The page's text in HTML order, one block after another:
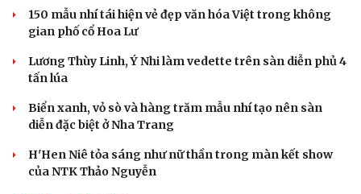
150 mẫu nhí tái hiện vẻ đẹp văn hóa Việt trong không
gian phố cổ Hoa Lư
Lương Thùy Linh, Ý Nhi làm vedette trên sàn diễn phủ 4
tấn lúa
Biển xanh, vỏ sò và hàng trăm mẫu nhí tạo nên sàn
diễn đặc biệt ở Nha Trang
H'Hen Niê tỏa sáng như nữ thần trong màn kết show
của NTK Thảo Nguyễn